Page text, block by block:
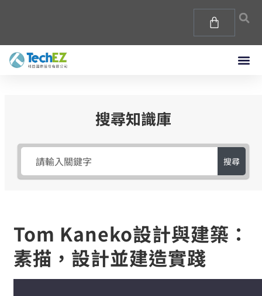
搜尋知識庫
搜尋
Tom Kaneko設計與建築：
素描，設計並建造實踐